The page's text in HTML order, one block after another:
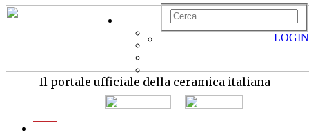
Il portale ufficiale della ceramica italiana
LOGIN